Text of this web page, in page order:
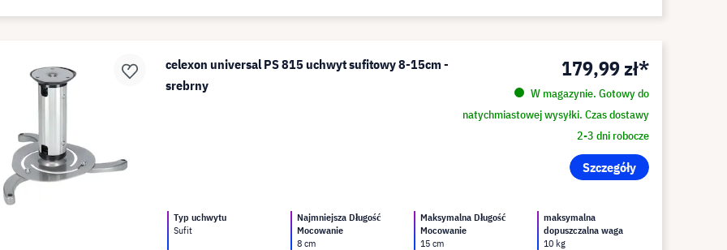
celexon universal PS 815 uchwyt sufitowy 8-15cm -
srebrny
179,99 zł*
W magazynie. Gotowy do
natychmiastowej wysyłki. Czas dostawy
2-3 dni robocze
Szczegóły
Typ uchwytu
Sufit
Najmniejsza Długość
Mocowanie
8 cm
Maksymalna Długość
Mocowanie
15 cm
maksymalna
dopuszczalna waga
10 kg